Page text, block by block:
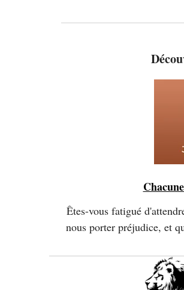
Êtes-vous fatigué
nous porter préjudice, et